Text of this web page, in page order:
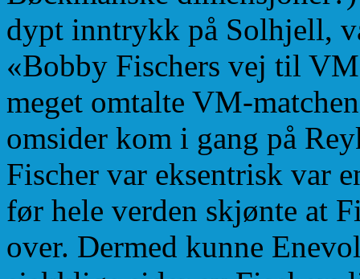
dypt inntrykk på Solhjell,
«Bobby Fischers vej til
meget omtalte VM-
omsider kom i gang på
Fischer var eksentrisk var
før hele verden skjønte at
over. Dermed kunne